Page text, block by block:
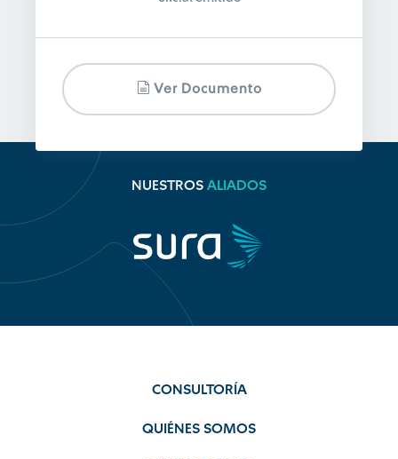
Ver Documento
NUESTROS ALIADOS
CONSULTORÍA
QUIÉNES SOMOS